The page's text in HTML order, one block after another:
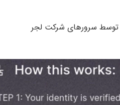
سرورهای شرکت لجر